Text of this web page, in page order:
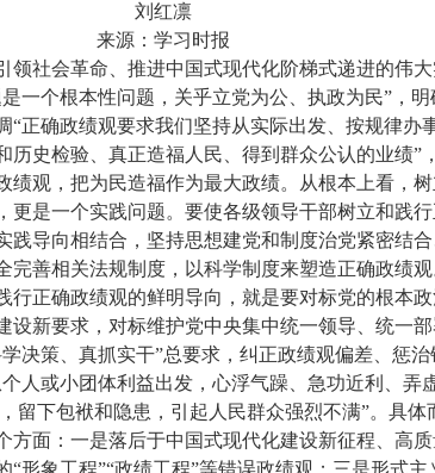
刘红凛
来源：学习时报
领社会革命、推进中国式现代化阶梯式递进的伟
一个根本性问题，关乎立党为公、执政为民”，
“正确政绩观要求我们坚持从实际出发、按规律办
历史检验、真正造福人民、得到群众公认的业绩”
绩观，把为民造福作为最大政绩。从根本上看，
更是一个实践问题。要使各级领导干部树立和践
践导向相结合，坚持思想建党和制度治党紧密结
善相关法规制度，以科学制度来塑造正确政绩观
行正确政绩观的鲜明导向，就是要对标党的根本
设新要求，对标维护党中央集中统一领导、统一部
决策、真抓实干”总要求，纠正政绩观偏差、惩
人或小团体利益出发，心浮气躁、急功近利、弄
，留下包袱和隐患，引起人民群众强烈不满”。具
方面：一是落后于中国式现代化建设新征程、高
“形象工程”“政绩工程”等错误政绩观；三是形式主